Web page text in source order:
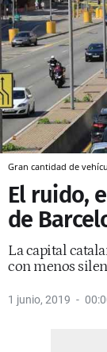
Gran cantidad de
El ruido,
de
La capital
con menos
1 junio, 2019